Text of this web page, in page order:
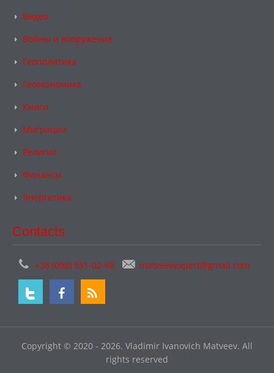
Видео
Войны и вооружение
Геополитика
Геоэкономика
Книги
Миграции
Религия
Финансы
Энергетика
Contacts
+38 (098) 551-02-69 matveevexpert@gmail.com
Copyright © 2020 - 2026. Vladimir Ivanovich Matveev. All
rights reserved